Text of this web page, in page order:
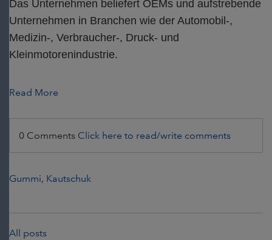
Das Unternehmen beliefert OEMs und aufstrebende
Unternehmen in Branchen wie der Automobil-,
Medizin-, Verbraucher-, Druck- und
Kleinmotorenindustrie.
Read More
0 Comments Click here to read/write comments
Gummi, Kautschuk
All posts